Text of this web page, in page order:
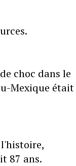
choc dans le
Mexique était
87 ans.